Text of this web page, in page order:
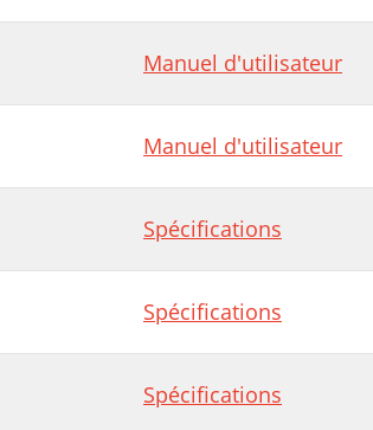
Manuel d'utilisateur
Manuel d'utilisateur
Spécifications
Spécifications
Spécifications